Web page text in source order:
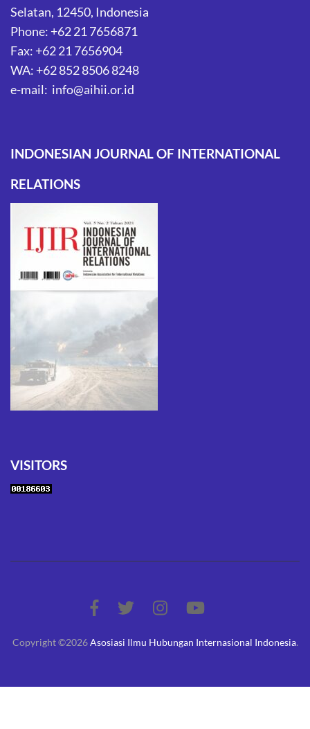
Selatan, 12450, Indonesia
Phone: +62 21 7656871
Fax: +62 21 7656904
WA: +62 852 8506 8248
e-mail: info@aihii.or.id
INDONESIAN JOURNAL OF INTERNATIONAL
RELATIONS
VISITORS
Copyright ©2026Asosiasi Ilmu Hubungan Internasional Indonesia.